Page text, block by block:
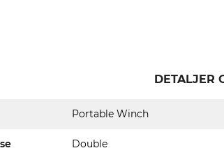
DETALJER
Portable Winch
Double